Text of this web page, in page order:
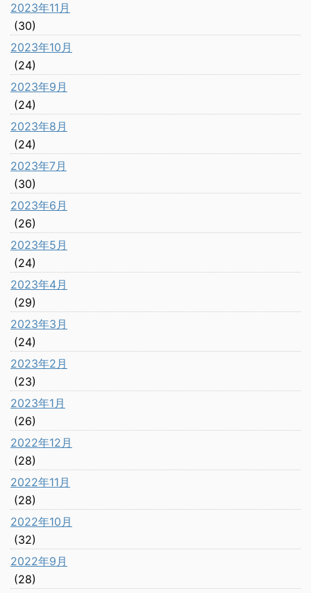
2023年11月
(30)
2023年10月
(24)
2023年9月
(24)
2023年8月
(24)
2023年7月
(30)
2023年6月
(26)
2023年5月
(24)
2023年4月
(29)
2023年3月
(24)
2023年2月
(23)
2023年1月
(26)
2022年12月
(28)
2022年11月
(28)
2022年10月
(32)
2022年9月
(28)